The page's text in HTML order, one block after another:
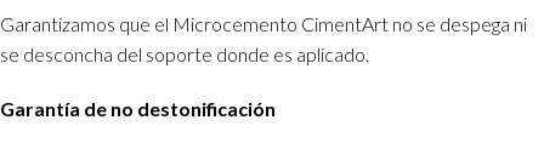
Garantizamos que el Microcemento CimentArt no se despega ni
se desconcha del soporte donde es aplicado.
Garantía de no destonificación